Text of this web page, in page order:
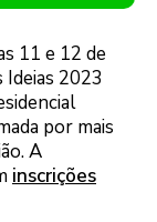
11 e 12 de
2023
por mais
A
inscrições